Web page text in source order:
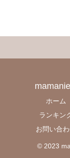
ホーム
ランキン
お問い合
© 2023